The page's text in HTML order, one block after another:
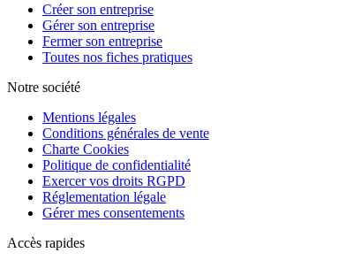
Créer son entreprise
Gérer son entreprise
Fermer son entreprise
Toutes nos fiches pratiques
Notre société
Mentions légales
Conditions générales de vente
Charte Cookies
Politique de confidentialité
Exercer vos droits RGPD
Réglementation légale
Gérer mes consentements
Accès rapides